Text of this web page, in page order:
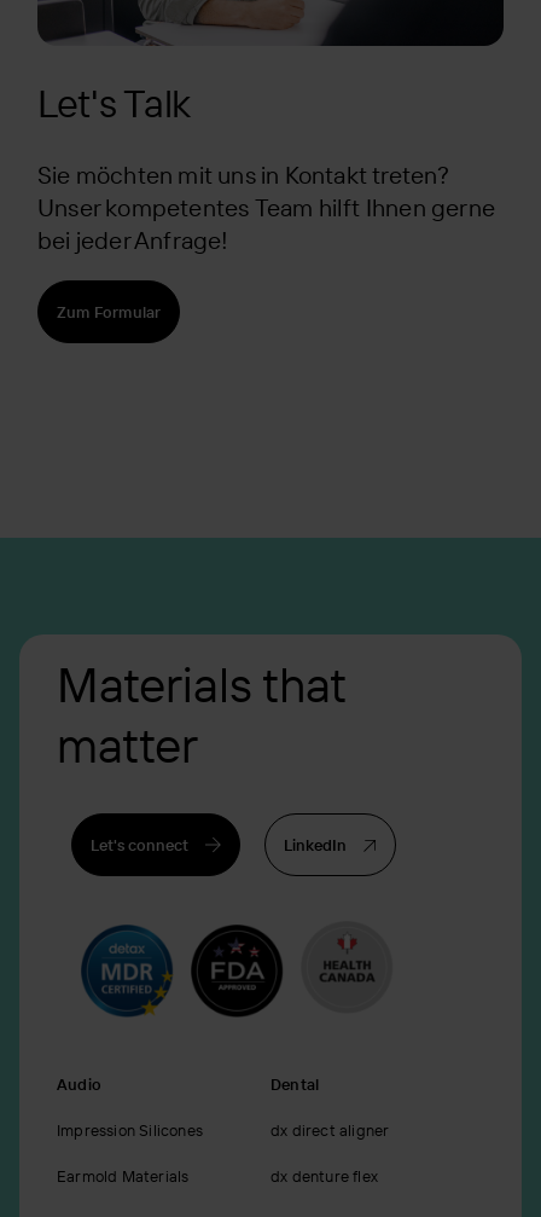
Let's Talk
Sie möchten mit uns in Kontakt treten?
Unser kompetentes Team hilft Ihnen gerne
bei jeder Anfrage!
Zum Formular
Materials that
matter
Let's connect LinkedIn
Audio
Impression Silicones
Earmold Materials
Dental
dx direct aligner
dx denture flex